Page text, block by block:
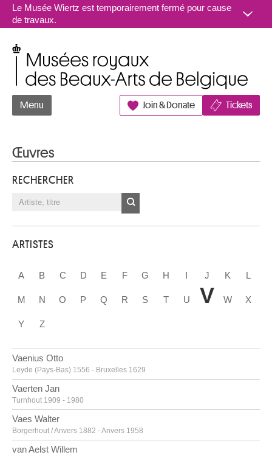
Aller au contenu
Le Musée Wiertz est temporairement fermé pour cause
de travaux.
Menu Join & Donate Tickets
Œuvres
RECHERCHER
ARTISTES
A B C D E F G H I J K L
M N O P Q R S T U V W X
Y Z
Vaenius Otto
Leyde (Pays-Bas) 1556 - Bruxelles 1629
Vaerten Jan
Turnhout 1909 - 1980
Vaes Walter
Borgerhout / Anvers 1882 - Anvers 1958
van Aelst Willem